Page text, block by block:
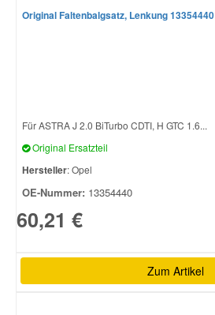
Original Faltenbalgsatz, Lenkung 13354440
Für ASTRA J 2.0 BiTurbo CDTI, H GTC 1.6...
Original Ersatzteil
Hersteller: Opel
OE-Nummer: 13354440
60,21 €
Zum Artikel